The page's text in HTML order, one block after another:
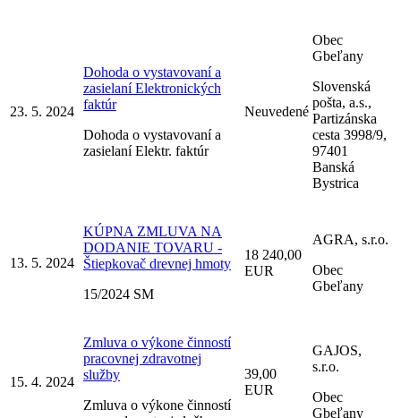
23. 5. 2024
Dohoda o vystavovaní a
zasielaní Elektronických
faktúr
Dohoda o vystavovaní a
zasielaní Elektr. faktúr
Neuvedené
Obec
Gbeľany
Slovenská
pošta, a.s.,
Partizánska
cesta 3998/9,
97401
Banská
Bystrica
13. 5. 2024
KÚPNA ZMLUVA NA
DODANIE TOVARU -
Štiepkovač drevnej hmoty
15/2024 SM
18 240,00
EUR
AGRA, s.r.o.
Obec
Gbeľany
15. 4. 2024
Zmluva o výkone činností
pracovnej zdravotnej
služby
Zmluva o výkone činností
39,00
EUR
GAJOS,
s.r.o.
Obec
Gbeľany